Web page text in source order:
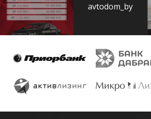
avtodom_by